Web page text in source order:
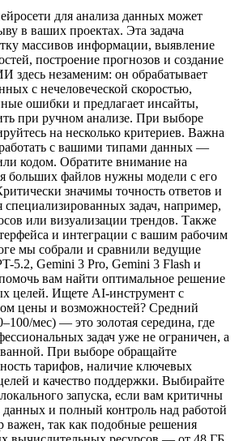
для анализа данных может
в ваших проектах. Эта задача
массивов информации, выявление
построение прогнозов и создание
здесь незаменим: он обрабатывает
с нечеловеческой скоростью,
ошибки и предлагает инсайты,
при ручном анализе. При выборе
на несколько критериев. Важна
с вашими типами данных —
кодом. Обратите внимание на
больших файлов нужны модели с его
значимы точность ответов и
специализированных задач, например,
или визуализации трендов. Также
и интеграции с вашим рабочим
мы собрали и сравнили ведущие
5.2, Gemini 3 Pro, Gemini 3 Flash и
вам найти оптимальное решение
целей. Ищете AI-инструмент с
цены и возможностей? Средний
мес) — это золотая середина, где
задач уже не ограничен, а
При выборе обращайте
тарифов, наличие ключевых
и качество поддержки. Выбирайте
запуска, если вам критичны
и полный контроль над работой
важен, так как подобные решения